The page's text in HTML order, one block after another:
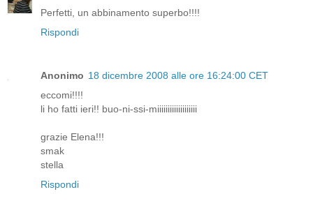
Perfetti, un abbinamento superbo!!!!
Rispondi
Anonimo 18 dicembre 2008 alle ore 16:24:00 CET
eccomi!!!!
li ho fatti ieri!! buo-ni-ssi-miiiiiiiiiiiiiiiiiii
grazie Elena!!!
smak
stella
Rispondi